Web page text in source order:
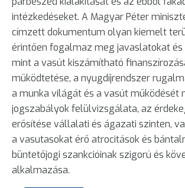
intézkedéseket. A Magyar Péter
címzett dokumentum olyan kiemelt
érintően fogalmaz meg javaslatokat és
mint a vasút kiszámítható
működtetése, a nyugdíjrendszer
a munka világát és a vasút működését
jogszabályok felülvizsgálata, az
erősítése vállalati és ágazati szinten,
a vasutasokat érő atrocitások és
büntetőjogi szankcióinak szigorú és
alkalmazása.